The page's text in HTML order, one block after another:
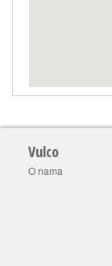
Vulco
O nama